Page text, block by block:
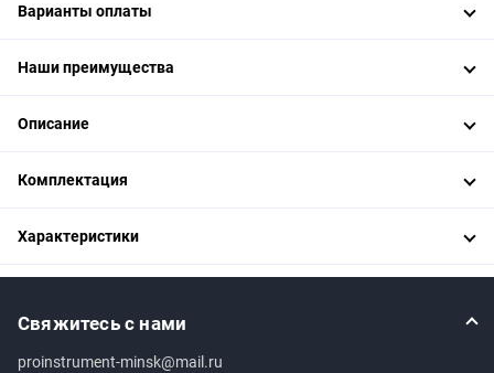
Варианты оплаты
Наши преимущества
Описание
Комплектация
Характеристики
Свяжитесь с нами
proinstrument-minsk@mail.ru